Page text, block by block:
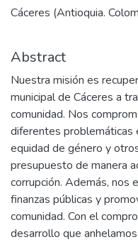
Cáceres (Antioquia.
Abstract
Nuestra misión es
municipal de Cáceres a
comunidad. Nos
diferentes problemáticas
equidad de género y
presupuesto de manera
corrupción. Además, nos
finanzas públicas y
comunidad. Con el
desarrollo que